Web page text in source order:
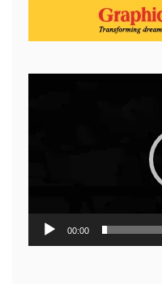
00:00